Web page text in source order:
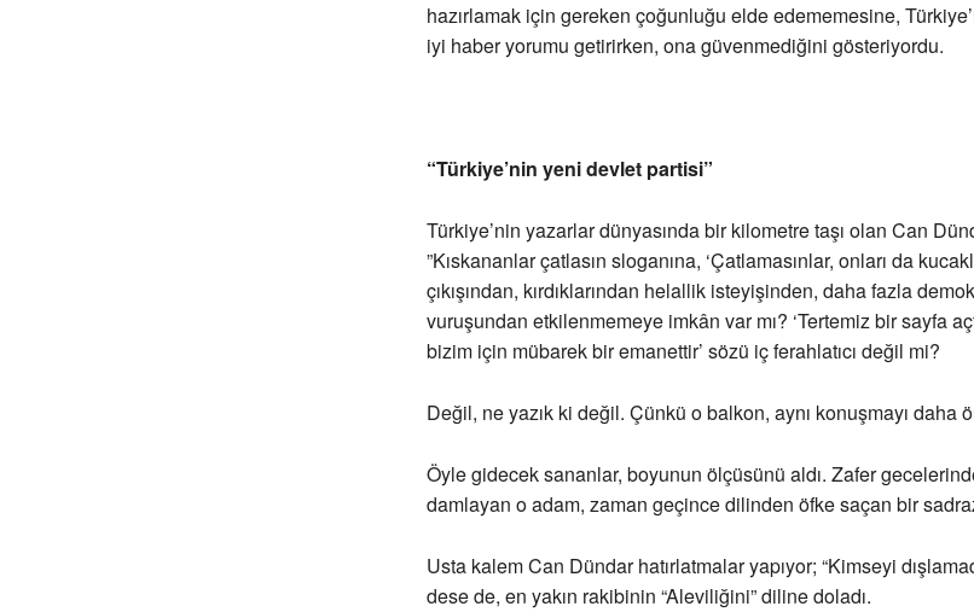
hazırlamak için gereken çoğunluğu elde edememesine,
iyi haber yorumu getirirken, ona güvenmediğini gösteriyordu.
“Türkiye’nin yeni devlet partisi”
Türkiye’nin yazarlar dünyasında bir kilometre taşı olan Can
”Kıskananlar çatlasın sloganına, ‘Çatlamasınlar, onları da
çıkışından, kırdıklarından helallik isteyişinden, daha fazla
vuruşundan etkilenmemeye imkân var mı? ‘Tertemiz bir sayfa
bizim için mübarek bir emanettir’ sözü iç ferahlatıcı değil mi?
Değil, ne yazık ki değil. Çünkü o balkon, aynı konuşmayı daha
Öyle gidecek sananlar, boyunun ölçüsünü aldı. Zafer
damlayan o adam, zaman geçince dilinden öfke saçan bir
Usta kalem Can Dündar hatırlatmalar yapıyor; “Kimseyi
dese de, en yakın rakibinin “Aleviliğini” diline doladı.